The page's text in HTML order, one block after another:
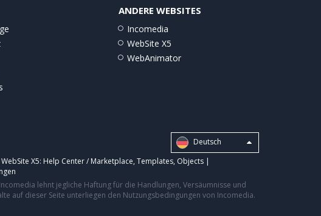
ANDERE WEBSITES
Incomedia
WebSite X5
WebAnimator
Deutsch
X5: Help Center / Marketplace, Templates, Objects |
lehnt jegliche Haftung für die Handlungen, Versäumnisse und
auf dieser Seite unterliegen den Nutzungsbedingungen von Incomedia.